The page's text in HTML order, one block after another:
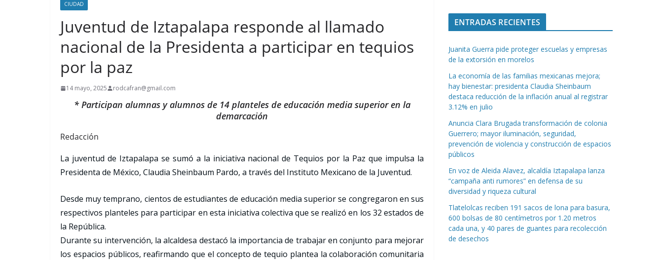
CIUDAD
Juventud de Iztapalapa responde al llamado
nacional de la Presidenta a participar en tequios
por la paz
14 mayo, 2025 rodcafran@gmail.com
* Participan alumnas y alumnos de 14 planteles de educación media superior en la
demarcación
Redacción
La juventud de Iztapalapa se sumó a la iniciativa nacional de Tequios por la Paz que impulsa la
Presidenta de México, Claudia Sheinbaum Pardo, a través del Instituto Mexicano de la Juventud.
Desde muy temprano, cientos de estudiantes de educación media superior se congregaron en sus
respectivos planteles para participar en esta iniciativa colectiva que se realizó en los 32 estados de
la República.
Durante su intervención, la alcaldesa destacó la importancia de trabajar en conjunto para mejorar
los espacios públicos, reafirmando que el concepto de tequio plantea la colaboración comunitaria
ENTRADAS RECIENTES
Juanita Guerra pide proteger escuelas y empresas
de la extorsión en morelos
La economía de las familias mexicanas mejora;
hay bienestar: presidenta Claudia Sheinbaum
destaca reducción de la inflación anual al registrar
3.12% en julio
Anuncia Clara Brugada transformación de colonia
Guerrero; mayor iluminación, seguridad,
prevención de violencia y construcción de espacios
públicos
En voz de Aleida Alavez, alcaldía Iztapalapa lanza
“campaña anti rumores” en defensa de su
diversidad y riqueza cultural
Tlatelolcas reciben 191 sacos de lona para basura,
600 bolsas de 80 centímetros por 1.20 metros
cada una, y 40 pares de guantes para recolección
de desechos